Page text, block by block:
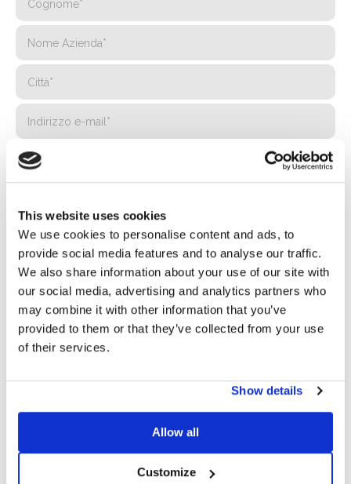
This website uses cookies
We use cookies to personalise content and ads, to
provide social media features and to analyse our traffic.
We also share information about your use of our site with
our social media, advertising and analytics partners who
may combine it with other information that you’ve
provided to them or that they’ve collected from your use
of their services.
Show details
Allow all
Customize
Privacy*
di Basic S.r.l .
Spuntando questa casella accetti di ricevere materiale
pubblicitario sui prodotti e servizi forniti da Basic S.B.R.L.